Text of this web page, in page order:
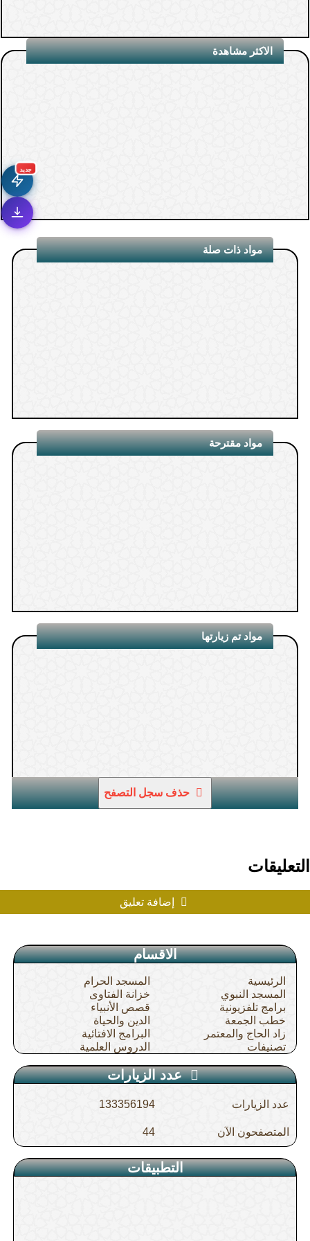
جديد
الاكثر مشاهدة
مواد ذات صلة
مواد مقترحة
مواد تم زيارتها
1. حذف سجل التصفح
التعليقات
إضافة تعليق
الاقسام
الرئيسية
المسجد الحرام
المسجد النبوي
خزانة الفتاوى
برامج تلفزيونية
قصص الأنبياء
خطب الجمعة
الدين والحياة
زاد الحاج والمعتمر
البرامج الافتائية
تصنيفات
الدروس العلمية
عدد الزيارات
عدد الزيارات 133356194
المتصفحون الآن 44
التطبيقات